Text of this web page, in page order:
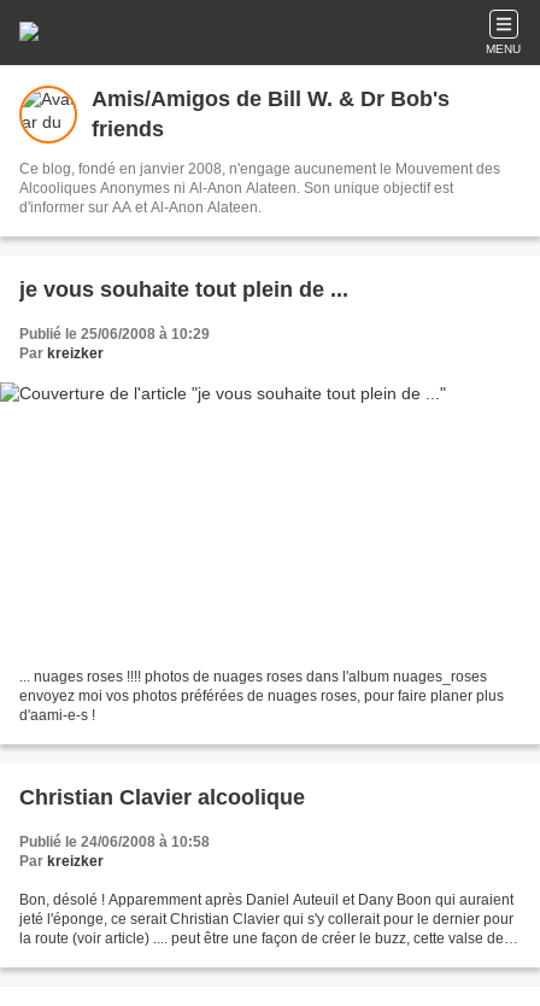
MENU
Amis/Amigos de Bill W. & Dr Bob's
friends
Ce blog, fondé en janvier 2008, n'engage aucunement le Mouvement des
Alcooliques Anonymes ni Al-Anon Alateen. Son unique objectif est
d'informer sur AA et Al-Anon Alateen.
je vous souhaite tout plein de ...
Publié le 25/06/2008 à 10:29
Par kreizker
... nuages roses !!!! photos de nuages roses dans l'album nuages_roses
envoyez moi vos photos préférées de nuages roses, pour faire planer plus
d'aami-e-s !
Christian Clavier alcoolique
Publié le 24/06/2008 à 10:58
Par kreizker
Bon, désolé ! Apparemment après Daniel Auteuil et Dany Boon qui auraient
jeté l'éponge, ce serait Christian Clavier qui s'y collerait pour le dernier pour
la route (voir article) .... peut être une façon de créer le buzz, cette valse des